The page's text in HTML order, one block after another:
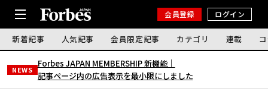
会員登録 ログイン
新着記事 人気記事 会員限定記事 カテゴリ 連載
NEWS
Forbes JAPAN MEMBERSHIP 新機能｜
記事ページ内の広告表示を最小限にしました